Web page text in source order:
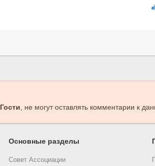
Гости, не могут оставлять комментарии к
Основные разделы
Совет Ассоциации